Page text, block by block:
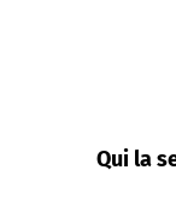
Qui la